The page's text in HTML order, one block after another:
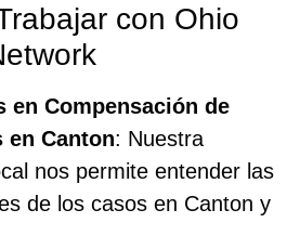
con Ohio
en Compensación de
en Canton: Nuestra
nos permite entender las
de los casos en Canton y